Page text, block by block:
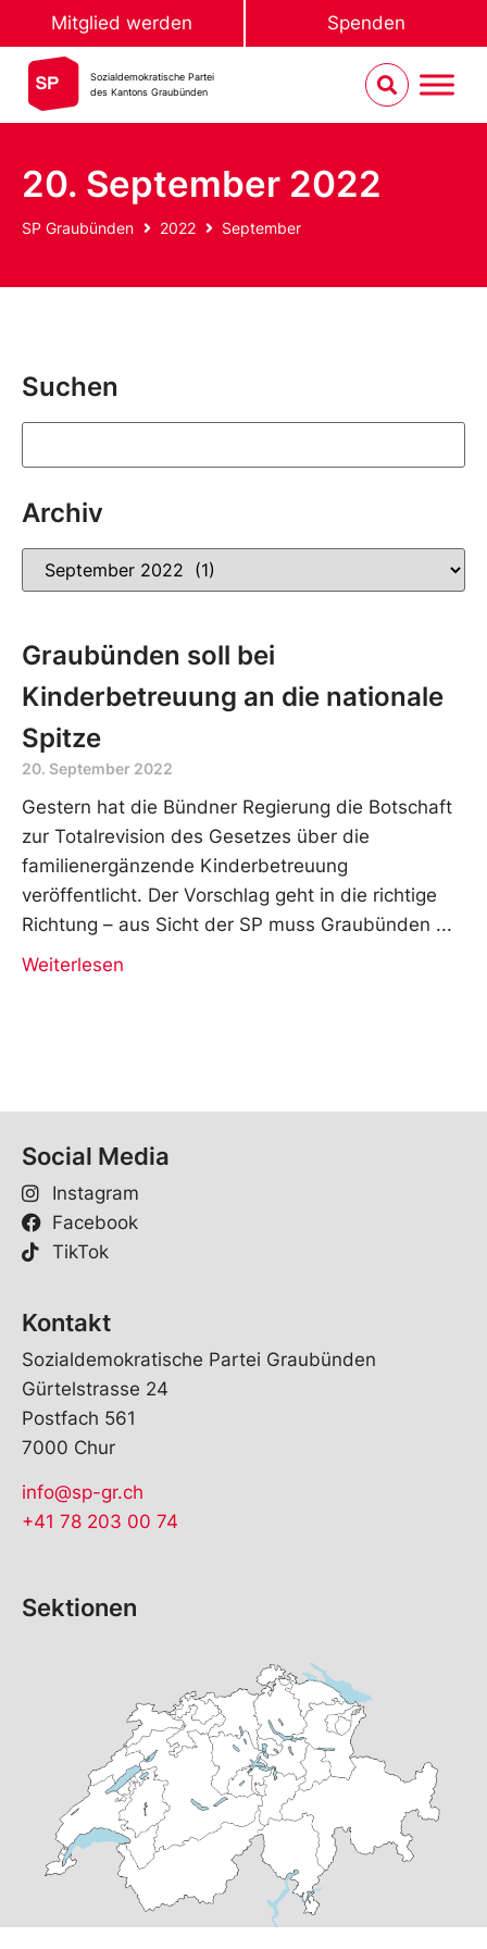
Mitglied werden Spenden
Sozialdemokratische Partei
des Kantons Graubünden
20. September 2022
SP Graubünden 2022 September
Suchen
Archiv
Graubünden soll bei
Kinderbetreuung an die nationale
Spitze
20. September 2022
Gestern hat die Bündner Regierung die Botschaft
zur Totalrevision des Gesetzes über die
familienergänzende Kinderbetreuung
veröffentlicht. Der Vorschlag geht in die richtige
Richtung – aus Sicht der SP muss Graubünden
Weiterlesen
Social Media
Instagram
Facebook
TikTok
Kontakt
Sozialdemokratische Partei Graubünden
Gürtelstrasse 24
Postfach 561
7000 Chur
info@sp-gr.ch
+41 78 203 00 74
Sektionen